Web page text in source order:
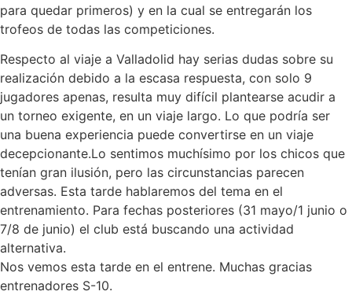
para quedar primeros) y en la cual se entregarán los
trofeos de todas las competiciones.
Respecto al viaje a Valladolid hay serias dudas sobre su
realización debido a la escasa respuesta, con solo 9
jugadores apenas, resulta muy difícil plantearse acudir a
un torneo exigente, en un viaje largo. Lo que podría ser
una buena experiencia puede convertirse en un viaje
decepcionante.Lo sentimos muchísimo por los chicos que
tenían gran ilusión, pero las circunstancias parecen
adversas. Esta tarde hablaremos del tema en el
entrenamiento. Para fechas posteriores (31 mayo/1 junio o
7/8 de junio) el club está buscando una actividad
alternativa.
Nos vemos esta tarde en el entrene. Muchas gracias
entrenadores S-10.